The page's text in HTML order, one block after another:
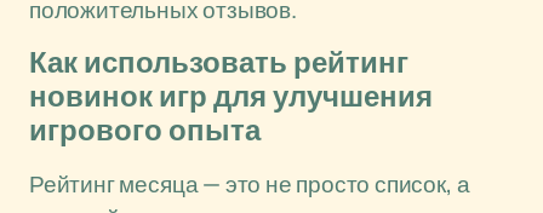
положительных отзывов.
Как использовать рейтинг
новинок игр для улучшения
игрового опыта
Рейтинг месяца — это не просто список, а